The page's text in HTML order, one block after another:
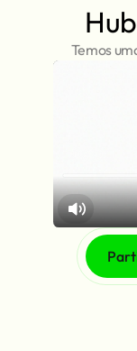
Temos